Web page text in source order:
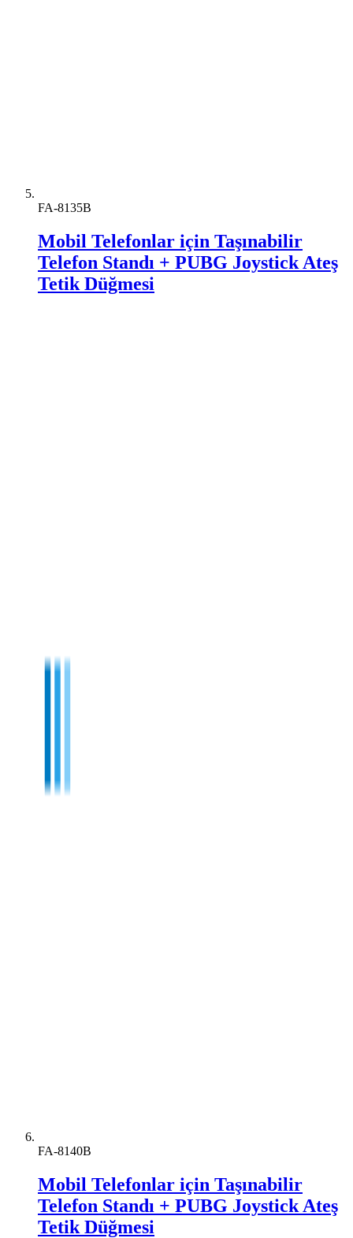
FA-8135B
Mobil Telefonlar için Taşınabilir
Telefon Standı + PUBG Joystick Ateş
Tetik Düğmesi
FA-8140B
Mobil Telefonlar için Taşınabilir
Telefon Standı + PUBG Joystick Ateş
Tetik Düğmesi